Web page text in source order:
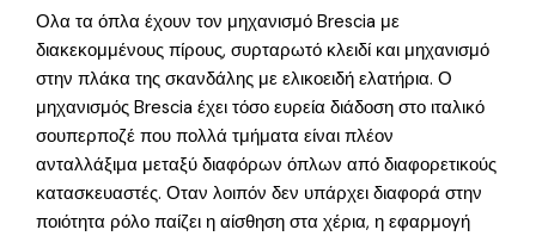
Ολα τα όπλα έχουν τον μηχανισμό Brescia με
διακεκομμένους πίρους, συρταρωτό κλειδί και μηχανισμό
στην πλάκα της σκανδάλης με ελικοειδή ελατήρια. Ο
μηχανισμός Brescia έχει τόσο ευρεία διάδοση στο ιταλικό
σουπερποζέ που πολλά τμήματα είναι πλέον
ανταλλάξιμα μεταξύ διαφόρων όπλων από διαφορετικούς
κατασκευαστές. Οταν λοιπόν δεν υπάρχει διαφορά στην
ποιότητα ρόλο παίζει η αίσθηση στα χέρια, η εφαρμογή